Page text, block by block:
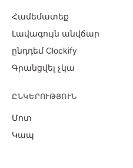
Համեմատեք
Լավագույն անվճար
ընդդեմ Clockify
Գրանցվել չկա
ԸՆԿԵՐՈՒԹՅՈՒՆ
Մոտ
Կապ